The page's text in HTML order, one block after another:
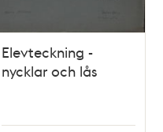
Elevteckning -
nycklar och lås